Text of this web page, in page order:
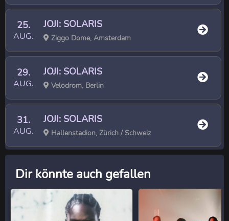
25.
AUG.
JOJI: SOLARIS
Ziggo Dome, Amsterdam
29.
AUG.
JOJI: SOLARIS
Velodrom, Berlin
31.
AUG.
JOJI: SOLARIS
Hallenstadion, Zürich / Schweiz
Dir könnte auch gefallen